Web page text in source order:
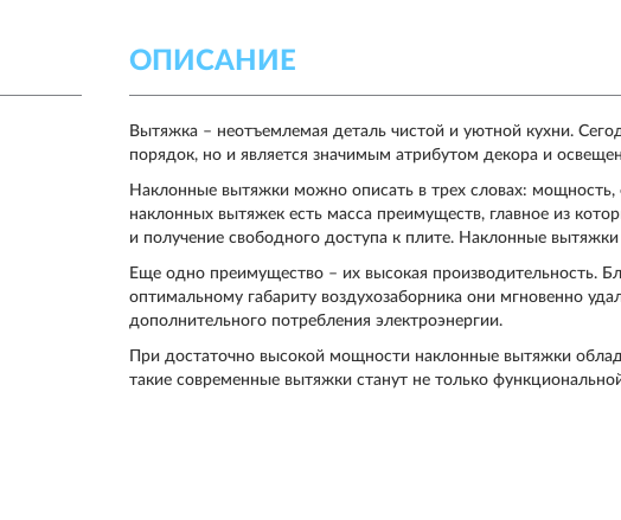
ОПИСАНИЕ
Вытяжка – неотъемлемая деталь чистой и уютной кухни.
порядок, но и является значимым атрибутом декора и
Наклонные вытяжки можно описать в трех словах: мощность,
наклонных вытяжек есть масса преимуществ, главное из
и получение свободного доступа к плите. Наклонные
Еще одно преимущество – их высокая производительность.
оптимальному габариту воздухозаборника они мгновенно
дополнительного потребления электроэнергии.
При достаточно высокой мощности наклонные вытяжки
такие современные вытяжки станут не только